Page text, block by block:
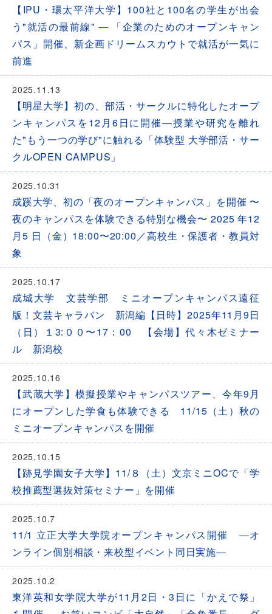
【IPU・環太平洋大学】100社と100名の学生が出会
う"就活の最前線" ― 「企業のためのオープンキャン
パス」開催、新企画ドリームスカウトで就活が一気に
前進
2025.11.13
【明星大学】初の、部活・サークルに特化したオープ
ンキャンパスを12月6日に開催―授業や研究を離れ
た"もう一つの学び"に触れる「体験型 大学部活・サー
クルOPEN CAMPUS」
2025.10.31
成蹊大学、初の「夜のオープンキャンパス」を開催 〜
夜のキャンパスを体験できる特別な機会〜 2025 年12
月5 日（金）18:00〜20:00／高校生・保護者・教員対
象
2025.10.17
成城大学 文芸学部 ミニオープンキャンパス遠征
版！文芸キャラバン 新潟編【日時】2025年11月9日
（日）１3:００〜17：00 【会場】代々木ゼミナー
ル 新潟校
2025.10.16
【武蔵大学】模擬授業やキャンパスツアー、今年9月
にオープンした学食も体験できる 11/15（土）秋の
ミニオープンキャンパスを開催
2025.10.15
【跡見学園女子大学】11/８（土）文京ミニOCで「学
校推薦型選抜対策セミナー」を開催
2025.10.7
11/1 立正大学大学院オープンキャンパス開催 ―オ
ンライン個別相談・来校型イベント同日実施―
2025.10.2
東洋英和女学院大学が11月2日・3日に「かえで祭」